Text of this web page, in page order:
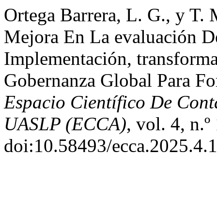
Ortega Barrera, L. G., y
Mejora En La evaluación
Implementación,
Gobernanza Global Para
Espacio Científico De
UASLP (ECCA), vol. 4,
doi:10.58493/